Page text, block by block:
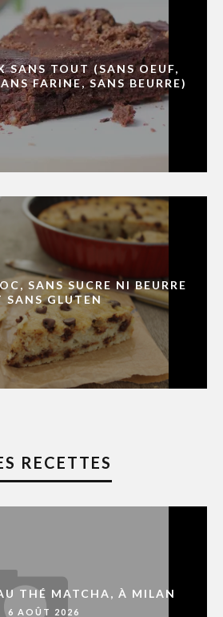
SANS TOUT (SANS OEUF,
FARINE, SANS BEURRE)
SANS SUCRE NI BEURRE
SANS GLUTEN
RECETTES
THÉ MATCHA, À MILAN
6 AOÛT 2026